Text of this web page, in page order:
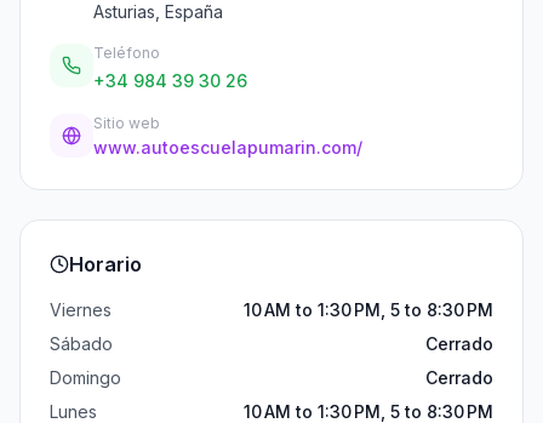
Asturias, España
Teléfono
+34 984 39 30 26
Sitio web
www.autoescuelapumarin.com/
Horario
Viernes
10 AM to 1:30 PM, 5 to 8:30 PM
Sábado
Cerrado
Domingo
Cerrado
Lunes
10 AM to 1:30 PM, 5 to 8:30 PM